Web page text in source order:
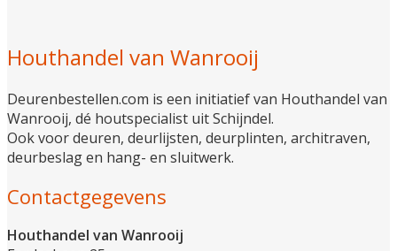
Houthandel van Wanrooij
Deurenbestellen.com is een initiatief van Houthandel van
Wanrooij, dé houtspecialist uit Schijndel.
Ook voor deuren, deurlijsten, deurplinten, architraven,
deurbeslag en hang- en sluitwerk.
Contactgegevens
Houthandel van Wanrooij